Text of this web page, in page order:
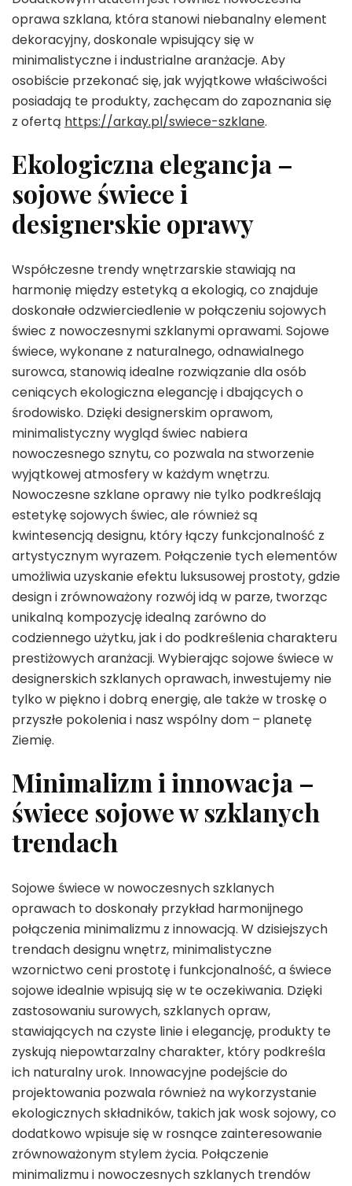
oprawa szklana, która stanowi niebanalny element
dekoracyjny, doskonale wpisujący się w
minimalistyczne i industrialne aranżacje. Aby
osobiście przekonać się, jak wyjątkowe właściwości
posiadają te produkty, zachęcam do zapoznania się
z ofertą https://arkay.pl/swiece-szklane.
Ekologiczna elegancja –
sojowe świece i
designerskie oprawy
Współczesne trendy wnętrzarskie stawiają na
harmonię między estetyką a ekologią, co znajduje
doskonałe odzwierciedlenie w połączeniu sojowych
świec z nowoczesnymi szklanymi oprawami. Sojowe
świece, wykonane z naturalnego, odnawialnego
surowca, stanowią idealne rozwiązanie dla osób
ceniących ekologiczna elegancję i dbających o
środowisko. Dzięki designerskim oprawom,
minimalistyczny wygląd świec nabiera
nowoczesnego sznytu, co pozwala na stworzenie
wyjątkowej atmosfery w każdym wnętrzu.
Nowoczesne szklane oprawy nie tylko podkreślają
estetykę sojowych świec, ale również są
kwintesencją designu, który łączy funkcjonalność z
artystycznym wyrazem. Połączenie tych elementów
umożliwia uzyskanie efektu luksusowej prostoty, gdzie
design i zrównoważony rozwój idą w parze, tworząc
unikalną kompozycję idealną zarówno do
codziennego użytku, jak i do podkreślenia charakteru
prestiżowych aranżacji. Wybierając sojowe świece w
designerskich szklanych oprawach, inwestujemy nie
tylko w piękno i dobrą energię, ale także w troskę o
przyszłe pokolenia i nasz wspólny dom – planetę
Ziemię.
Minimalizm i innowacja –
świece sojowe w szklanych
trendach
Sojowe świece w nowoczesnych szklanych
oprawach to doskonały przykład harmonijnego
połączenia minimalizmu z innowacją. W dzisiejszych
trendach designu wnętrz, minimalistyczne
wzornictwo ceni prostotę i funkcjonalność, a świece
sojowe idealnie wpisują się w te oczekiwania. Dzięki
zastosowaniu surowych, szklanych opraw,
stawiających na czyste linie i elegancję, produkty te
zyskują niepowtarzalny charakter, który podkreśla
ich naturalny urok. Innowacyjne podejście do
projektowania pozwala również na wykorzystanie
ekologicznych składników, takich jak wosk sojowy, co
dodatkowo wpisuje się w rosnące zainteresowanie
zrównoważonym stylem życia. Połączenie
minimalizmu i nowoczesnych szklanych trendów